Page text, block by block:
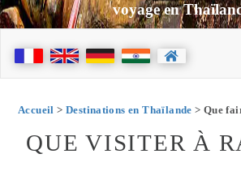
voyage en
Accueil > Destinations en Thaïlande > Que
QUE VISITER À